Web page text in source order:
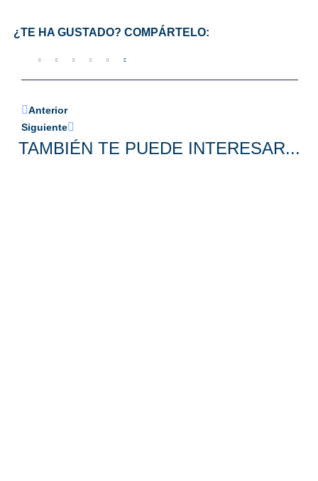
¿TE HA GUSTADO? COMPÁRTELO:
Anterior
Siguiente
TAMBIÉN TE PUEDE INTERESAR...